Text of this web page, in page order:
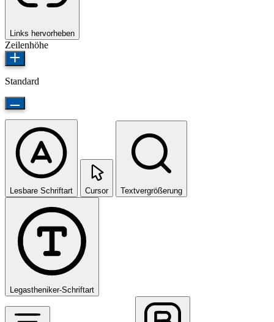
Links hervorheben
Zeilenhöhe
Standard
Lesbare Schriftart Cursor Textvergrößerung
Legastheniker-Schriftart